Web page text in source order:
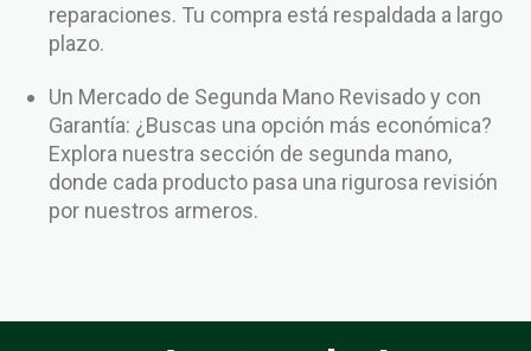
reparaciones. Tu compra está respaldada a largo
plazo.
Un Mercado de Segunda Mano Revisado y con
Garantía: ¿Buscas una opción más económica?
Explora nuestra sección de segunda mano,
donde cada producto pasa una rigurosa revisión
por nuestros armeros.